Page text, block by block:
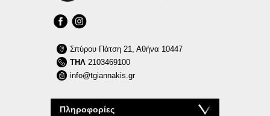
Πληροφορίες
Σπύρου Πάτση 21, Αθήνα 10447
ΤΗΛ 2103469100
info@tgiannakis.gr